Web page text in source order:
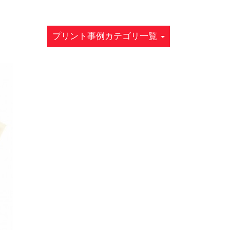
プリント事例カテゴリ一覧